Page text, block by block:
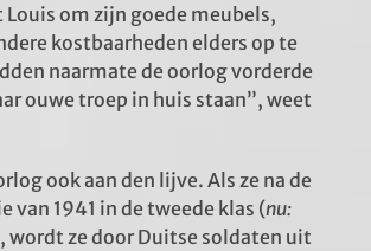
om zijn goede meubels,
kostbaarheden elders op te
naarmate de oorlog vorderde
ouwe troep in huis staan”, weet
ook aan den lijve. Als ze na de
van 1941 in de tweede klas (nu:
wordt ze door Duitse soldaten uit